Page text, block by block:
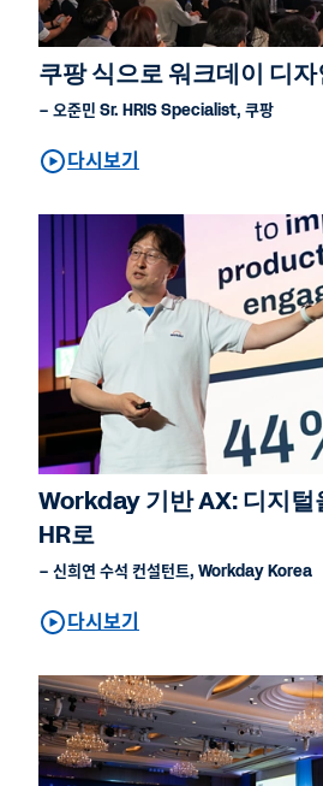
쿠팡 식으로 워크데이 디
– 오준민 Sr. HRIS Specialist, 쿠팡
다시보기
Workday 기반 AX: 디지털
HR로
– 신희연 수석 컨설턴트, Workday Korea
다시보기